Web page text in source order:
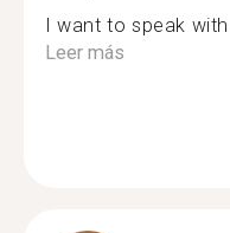
I want to speak
Leer más